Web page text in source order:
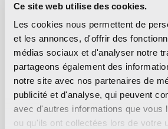
Ce site web utilise des cookies.
Les cookies nous permettent de
et les annonces, d'offrir des
médias sociaux et d'analyser notre
partageons également des
notre site avec nos partenaires de
publicité et d'analyse, qui peuvent
avec d'autres informations que vous
ou qu'ils ont collectées lors de votre
mars 2024
octobre 2023
septembre 2023
avril 2023
septembre 2022